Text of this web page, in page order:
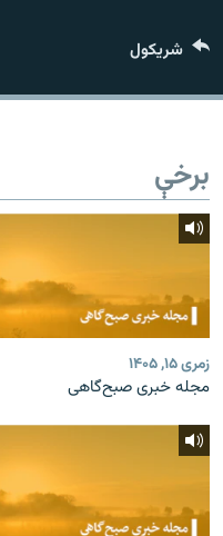
راسره ملګري شئ
د ازادې اروپا/ ازادي راډيو
شريکول
برخې
زمری ۱۵, ۱۴۰۵
مجله خبری صبح‌گاهی